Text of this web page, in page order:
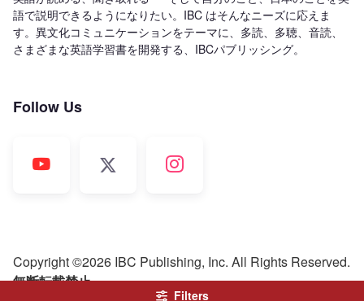
語で説明できるようになりたい。IBC はそんなニーズに応えま
す。異文化コミュニケーションをテーマに、多読、多聴、音読、
さまざまな英語学習書を開発する、IBCパブリッシング。
Follow Us
Copyright ©2026 IBC Publishing, Inc. All Rights Reserved.
無断転載禁止
Filters